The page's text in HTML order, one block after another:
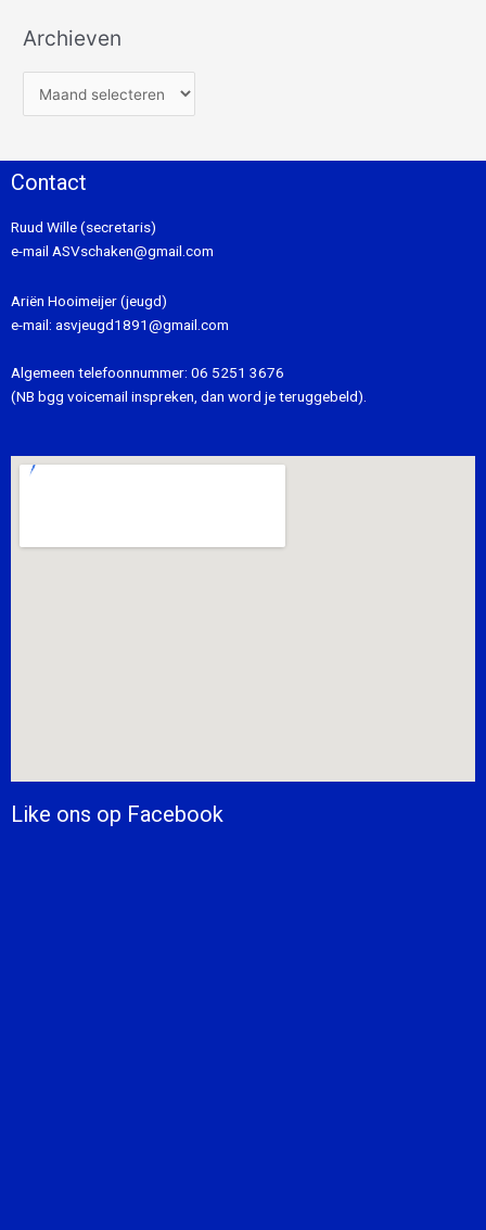
Archieven
Contact
Ruud Wille (secretaris)
e-mail ASVschaken@gmail.com
Ariën Hooimeijer (jeugd)
e-mail: asvjeugd1891@gmail.com
Algemeen telefoonnummer: 06 5251 3676
(NB bgg voicemail inspreken, dan word je teruggebeld).
Like ons op Facebook